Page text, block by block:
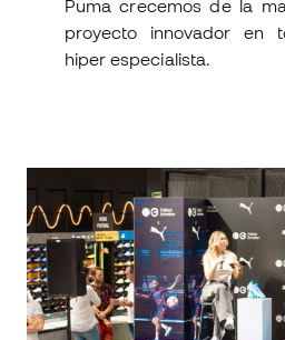
Puma crecemos de la
proyecto innovador en
hiper especialista.